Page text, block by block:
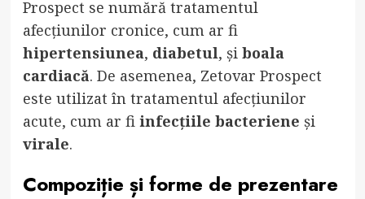
Prospect se numără tratamentul
afecțiunilor cronice, cum ar fi
hipertensiunea, diabetul, și boala
cardiacă. De asemenea, Zetovar Prospect
este utilizat în tratamentul afecțiunilor
acute, cum ar fi infecțiile bacteriene și
virale.
Compoziție și forme de prezentare